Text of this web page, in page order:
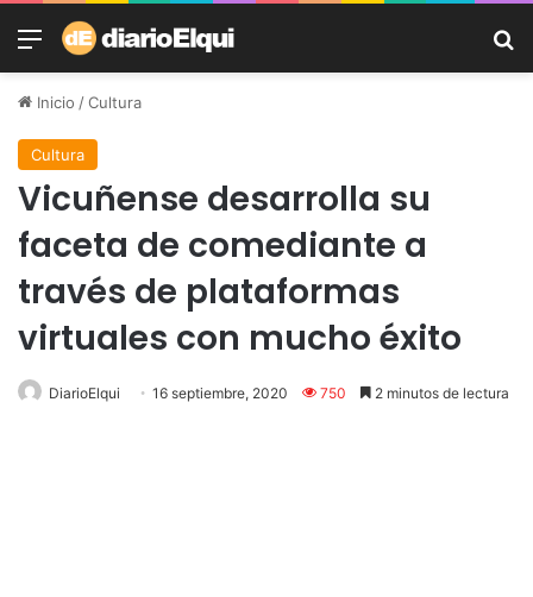
Menú
Inicio /Cultura
Cultura
Vicuñense desarrolla su
faceta de comediante a
través de plataformas
virtuales con mucho éxito
DiarioElqui 16 septiembre, 2020 750 2 minutos de lectura